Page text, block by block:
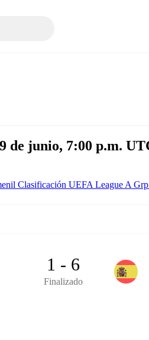
de junio, 7:00 p.m.
Clasificación UEFA League A
1 - 6
Finalizado